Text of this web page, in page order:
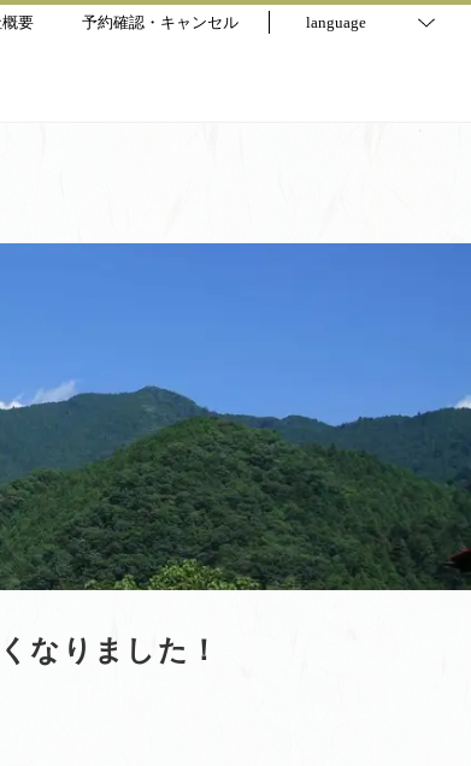
要 予約確認・キャンセル language
なりました！